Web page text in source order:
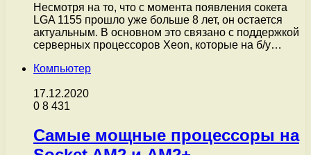
Несмотря на то, что с момента появления сокета
LGA 1155 прошло уже больше 8 лет, он остается
актуальным. В основном это связано с поддержкой
серверных процессоров Xeon, которые на б/у…
Компьютер
17.12.2020
0 8 431
Самые мощные процессоры на